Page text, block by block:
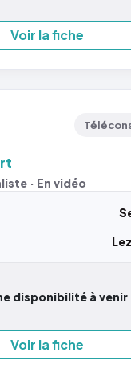
Voir la fiche
· En vidéo
disponibilité à venir
Voir la fiche